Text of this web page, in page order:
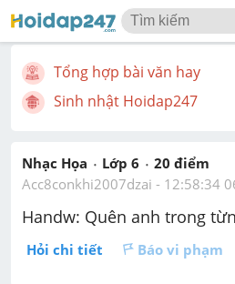
Tổng hợp bài văn hay
Sinh nhật Hoidap247
Nhạc Họa Lớp 6 20 điểm
Acc8conkhi2007dzai - 12:58:34
Handw: Quên anh trong
Hỏi chi tiết Báo vi phạm